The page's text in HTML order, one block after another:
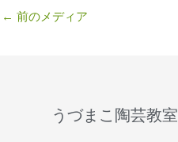
← 前のメディア
うづまこ陶芸教室